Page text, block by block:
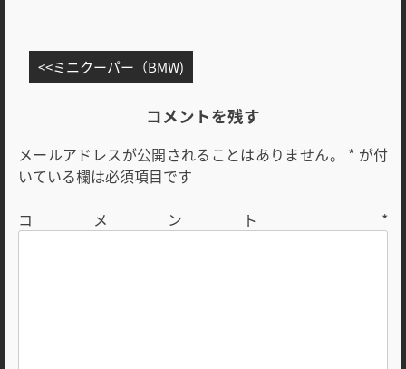
投
稿
ゲ
ー
ョ
ミニクーパー（BMW)
コメントを残す
メールアドレスが公開されることはありません。 * が付
いている欄は必須項目です
コメント *